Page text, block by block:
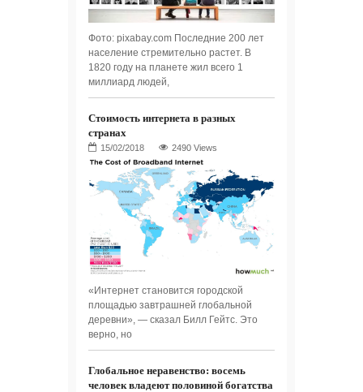
Фото: pixabay.com Последние 200 лет
население стремительно растет. В
1820 году на планете жил всего 1
миллиард людей,
Стоимость интернета в разных
странах
2490 Views
«Интернет становится городской
площадью завтрашней глобальной
деревни», — сказал Билл Гейтс. Это
верно, но
Глобальное неравенство: восемь
человек владеют половиной богатства